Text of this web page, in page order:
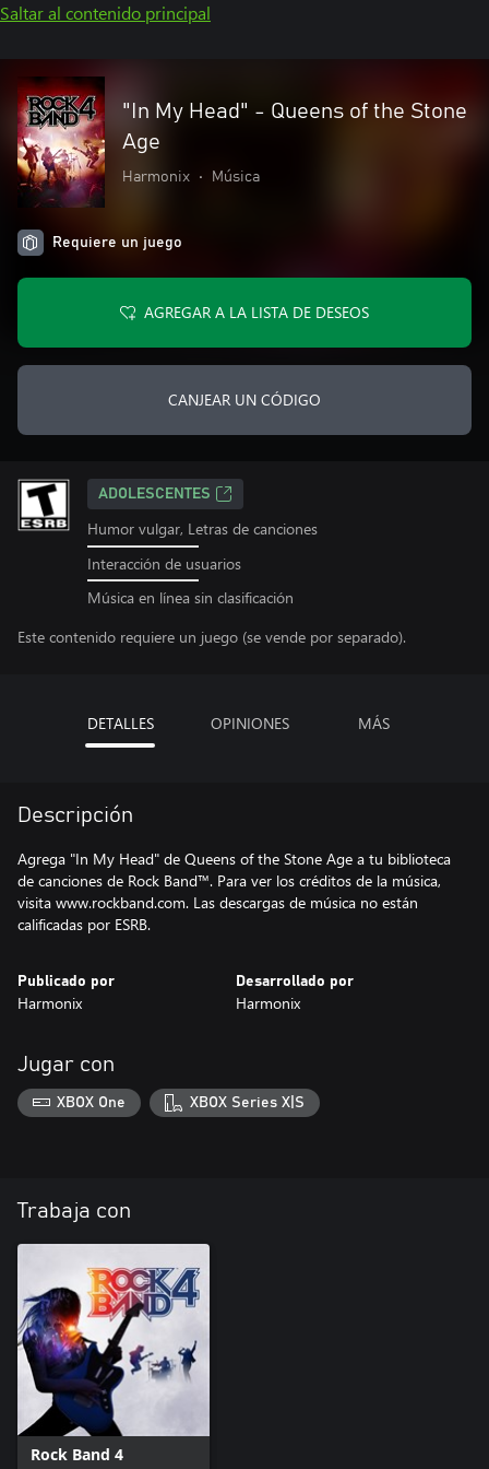
Saltar al contenido principal
"In My Head" - Queens of the Stone
Age
Harmonix • Música
Requiere un juego
AGREGAR A LA LISTA DE DESEOS
CANJEAR UN CÓDIGO
ADOLESCENTES
Humor vulgar, Letras de canciones
Interacción de usuarios
Música en línea sin clasificación
Este contenido requiere un juego (se vende por separado).
DETALLES OPINIONES MÁS
Descripción
Agrega "In My Head" de Queens of the Stone Age a tu biblioteca
de canciones de Rock Band™. Para ver los créditos de la música,
visita www.rockband.com. Las descargas de música no están
calificadas por ESRB.
Publicado por
Harmonix
Desarrollado por
Harmonix
Jugar con
XBOX One XBOX Series X|S
Trabaja con
Rock Band 4